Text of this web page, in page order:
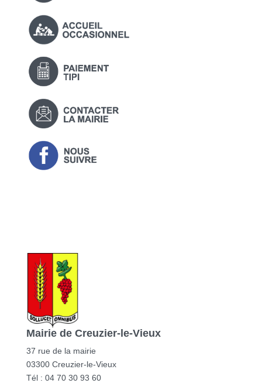
Mairie de Creuzier-le-Vieux
37 rue de la mairie
03300 Creuzier-le-Vieux
Tél : 04 70 30 93 60